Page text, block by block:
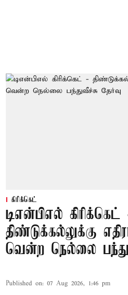
கிரிக்கெட்
டிஎன்பிஎல் கிரிக்கெட்
திண்டுக்கல்லுக்கு
வென்ற நெல்லை
Published on: 07 Aug 2026, 1:46 pm